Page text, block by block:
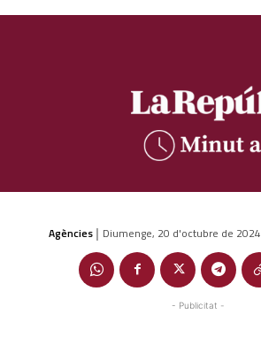
Agències | Diumenge, 20 d'octubre de 2024
- Publicitat -